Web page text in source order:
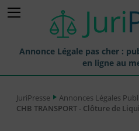
Annonce Légale pas cher :
en ligne au
Annonces Légales Publiées
JuriPresse
Annonces Légales
CHB TRANSPORT - Clôture de